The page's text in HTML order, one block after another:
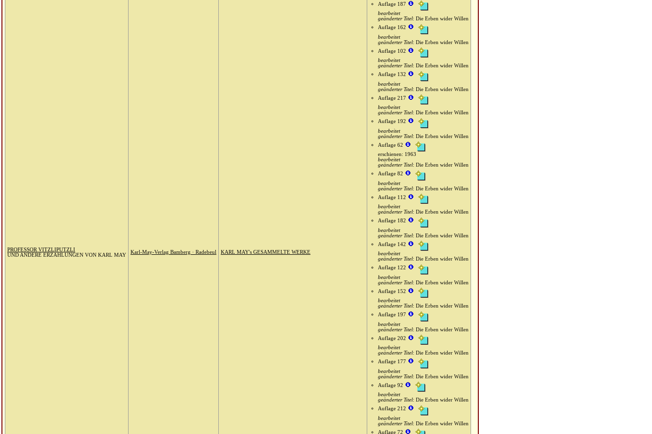
PROFESSOR VITZLIPUTZLI
UND ANDERE ERZÄHLUNGEN VON KARL MAY
Karl-May-Verlag Bamberg · Radebeul KARL MAY's GESAMMELTE WERKE
Auflage 187
bearbeitet
geänderter Titel: Die Erben wider Willen
Auflage 162
bearbeitet
geänderter Titel: Die Erben wider Willen
Auflage 102
bearbeitet
geänderter Titel: Die Erben wider Willen
Auflage 132
bearbeitet
geänderter Titel: Die Erben wider Willen
Auflage 217
bearbeitet
geänderter Titel: Die Erben wider Willen
Auflage 192
bearbeitet
geänderter Titel: Die Erben wider Willen
Auflage 62
erschienen: 1963
bearbeitet
geänderter Titel: Die Erben wider Willen
Auflage 82
bearbeitet
geänderter Titel: Die Erben wider Willen
Auflage 112
bearbeitet
geänderter Titel: Die Erben wider Willen
Auflage 182
bearbeitet
geänderter Titel: Die Erben wider Willen
Auflage 142
bearbeitet
geänderter Titel: Die Erben wider Willen
Auflage 122
bearbeitet
geänderter Titel: Die Erben wider Willen
Auflage 152
bearbeitet
geänderter Titel: Die Erben wider Willen
Auflage 197
bearbeitet
geänderter Titel: Die Erben wider Willen
Auflage 202
bearbeitet
geänderter Titel: Die Erben wider Willen
Auflage 177
bearbeitet
geänderter Titel: Die Erben wider Willen
Auflage 92
bearbeitet
geänderter Titel: Die Erben wider Willen
Auflage 212
bearbeitet
geänderter Titel: Die Erben wider Willen
Auflage 72